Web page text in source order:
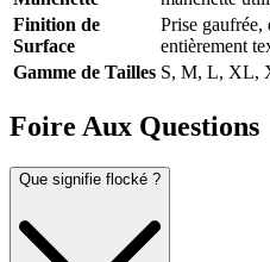
Finition de
Surface
Prise gaufrée,
entièrement
Gamme de Tailles S, M, L, XL,
Foire Aux Questions
Que signifie flocké ?